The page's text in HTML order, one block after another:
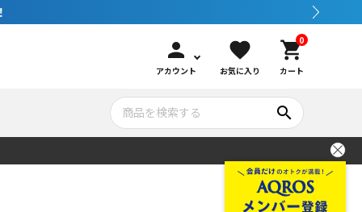
person
アカウント
favorite
お気に入り
0
shopping_cart
カート
search